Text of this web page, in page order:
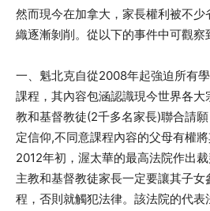
然而現今在加拿大，家長權利被不少
織逐漸剝削。從以下的事件中可觀察
一、魁北克自從2008年起強迫所有
課程，其內容包涵認識現今世界各
教和基督教徒(2千多名家長)聯合請
定信仰,不同意課程內容的父母有權將
2012年初，渥太華的最高法院作出
主教和基督教徒家長一定要讓其子
程，否則就觸犯法律。該法院的代